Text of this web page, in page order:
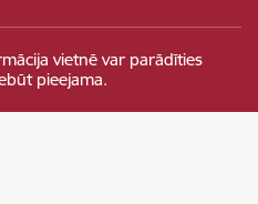
vietnē var parādīties
pieejama.